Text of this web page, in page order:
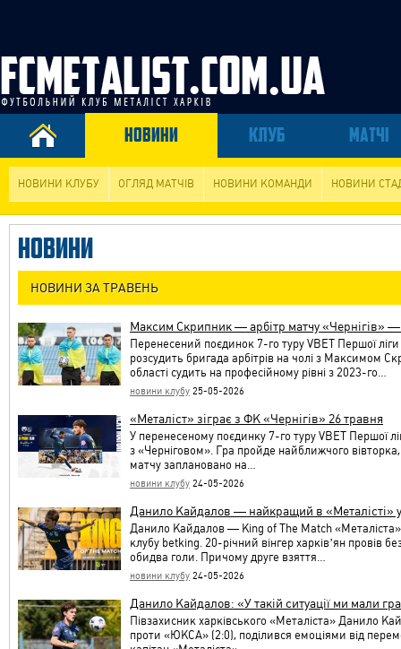
НОВИНИ КЛУБ МАТЧІ
НОВИНИ КЛУБУ ОГЛЯД МАТЧІВ НОВИНИ КОМАНДИ НОВИНИ
НОВИНИ
НОВИНИ ЗА ТРАВЕНЬ
Максим Скрипник — арбітр матчу «Чернігів» —
Перенесений поєдинок 7-го туру VBET Першої
розсудить бригада арбітрів на чолі з Максимом
області судить на професійному рівні з 2023-го…
новини клубу 25-05-2026
«Металіст» зіграє з ФК «Чернігів» 26 травня
У перенесеному поєдинку 7-го туру VBET Першої
з «Черніговом». Гра пройде найближчого
матчу заплановано на…
новини клубу 24-05-2026
Данило Кайдалов — найкращий в «Металісті»
Данило Кайдалов — King of The Match «Металіста»
клубу betking. 20-річний вінгер харківʼян провів
обидва голи. Причому друге взяття…
новини клубу 24-05-2026
Данило Кайдалов: «У такій ситуації ми мали
Півзахисник харківського «Металіста» Данило
проти «ЮКСА» (2:0), поділився емоціями від